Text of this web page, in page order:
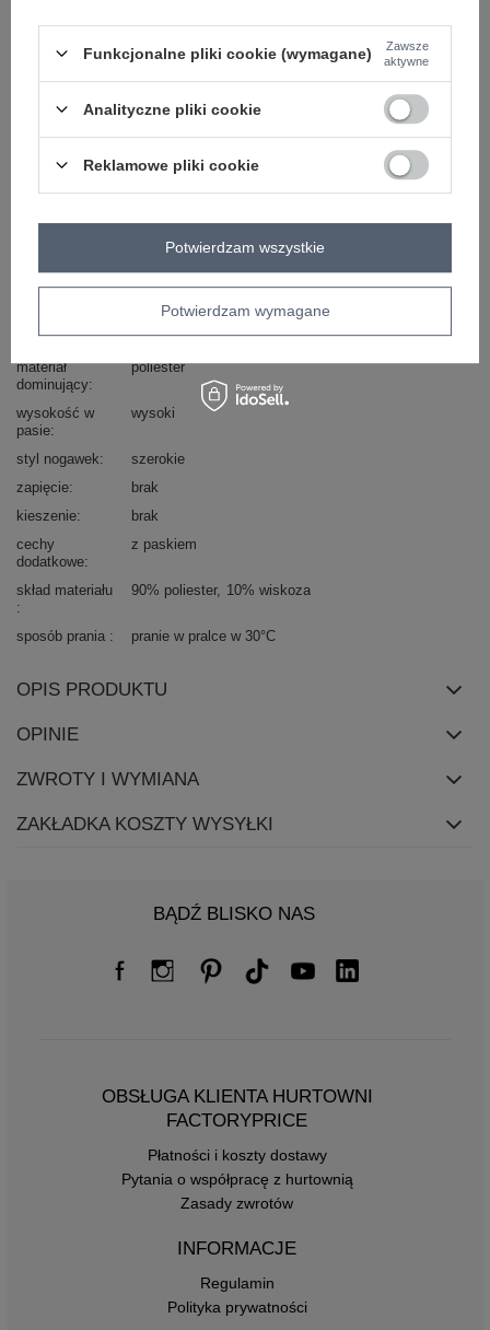
Masz pytanie? Chętnie pomożemy.
Zadzwoń+48 601 547 740 Zadaj pytanie
skład materiału : 90% poliester, 10% wiskoza
IT-SN-18932-1.79
okazja
codzienne do pracy
dominujący
krata
materiał
dominujący
poliester
wysokość w
pasie
wysoki
styl nogawek
szerokie
zapięcie
brak
kieszenie
brak
cechy
dodatkowe
z paskiem
skład materiału 90% poliester 10% wiskoza
sposób prania pranie w pralce w 30°C
OPIS PRODUKTU
OPINIE
ZWROTY I WYMIANA
ZAKŁADKA KOSZTY WYSYŁKI
BĄDŹ BLISKO NAS
OBSŁUGA KLIENTA HURTOWNI
FACTORYPRICE
Płatności i koszty dostawy
Pytania o współpracę z hurtownią
Zasady zwrotów
INFORMACJE
Regulamin
Polityka prywatności
Funkcjonalne pliki cookie (wymagane)
Zawsze
aktywne
Analityczne pliki cookie
Reklamowe pliki cookie
Potwierdzam wymagane
Potwierdzam wszystkie